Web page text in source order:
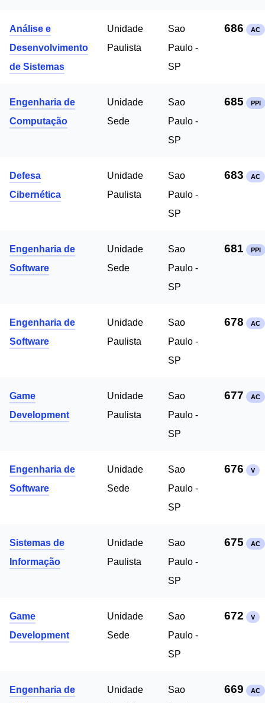
Análise e
Desenvolvimento
de Sistemas
Unidade
Paulista
Sao
Paulo -
SP
686 AC
Engenharia de
Computação
Unidade
Sede
Sao
Paulo -
SP
685 PPI
Defesa
Cibernética
Unidade
Paulista
Sao
Paulo -
SP
683 AC
Engenharia de
Software
Unidade
Sede
Sao
Paulo -
SP
681 PPI
Engenharia de
Software
Unidade
Paulista
Sao
Paulo -
SP
678 AC
Game
Development
Unidade
Paulista
Sao
Paulo -
SP
677 AC
Engenharia de
Software
Unidade
Sede
Sao
Paulo -
SP
676 V
Sistemas de
Informação
Unidade
Paulista
Sao
Paulo -
SP
675 AC
Game
Development
Unidade
Sede
Sao
Paulo -
SP
672 V
Engenharia de
Unidade
Sao
669 AC